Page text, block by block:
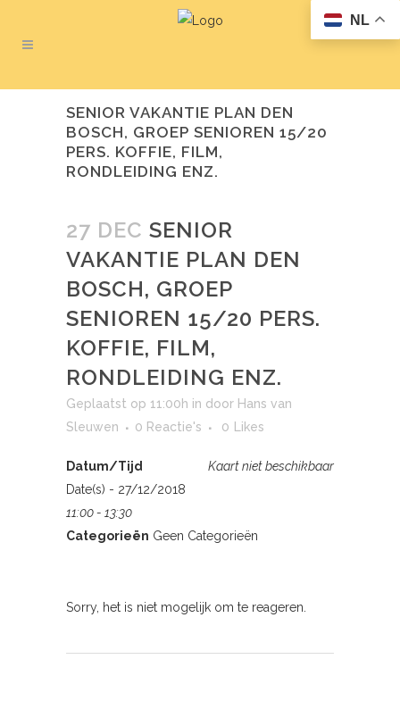
SENIOR VAKANTIE PLAN DEN
BOSCH, GROEP SENIOREN 15/20
PERS. KOFFIE, FILM,
RONDLEIDING ENZ.
27 DEC SENIOR
VAKANTIE PLAN DEN
BOSCH, GROEP
SENIOREN 15/20 PERS.
KOFFIE, FILM,
RONDLEIDING ENZ.
Geplaatst op 11:00h in door Hans van
Sleuwen
0 Reactie's 0 Likes
Kaart niet beschikbaar
Datum/Tijd
Date(s) - 27/12/2018
11:00 - 13:30
Categorieën Geen Categorieën
Sorry, het is niet mogelijk om te reageren.
NL